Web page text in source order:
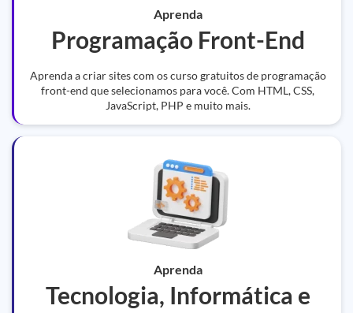
Aprenda
Programação Front-End
Aprenda a criar sites com os curso gratuitos de programação
front-end que selecionamos para você. Com HTML, CSS,
JavaScript, PHP e muito mais.
Aprenda
Tecnologia, Informática e